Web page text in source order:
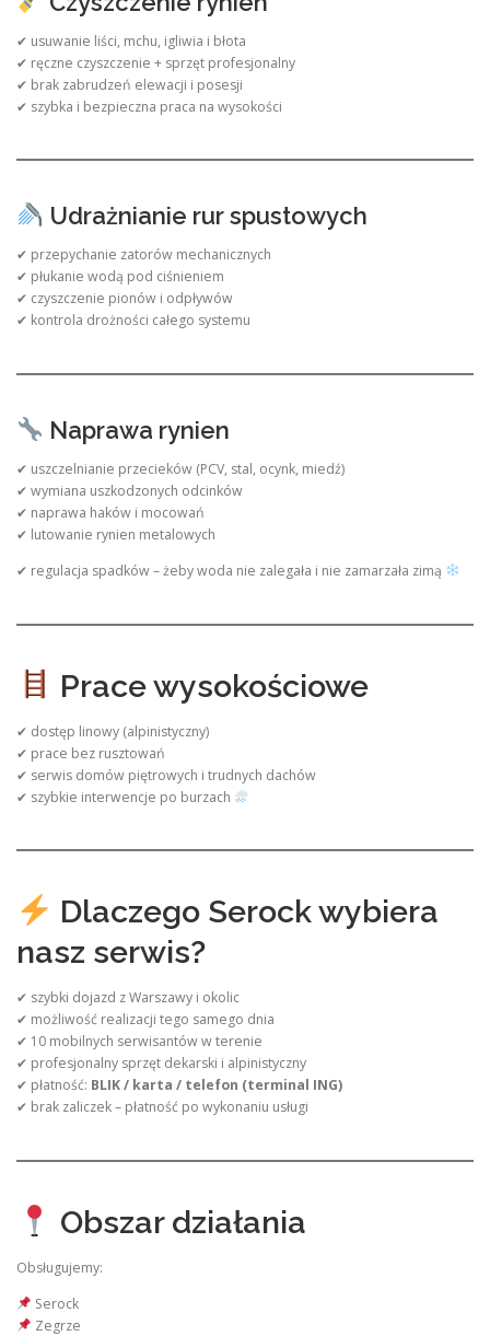
✔ usuwanie liści, mchu, igliwia i błota
✔ ręczne czyszczenie + sprzęt profesjonalny
✔ brak zabrudzeń elewacji i posesji
✔ szybka i bezpieczna praca na wysokości
Udrażnianie rur spustowych
✔ przepychanie zatorów mechanicznych
✔ płukanie wodą pod ciśnieniem
✔ czyszczenie pionów i odpływów
✔ kontrola drożności całego systemu
Naprawa rynien
✔ uszczelnianie przecieków (PCV, stal, ocynk, miedź)
✔ wymiana uszkodzonych odcinków
✔ naprawa haków i mocowań
✔ lutowanie rynien metalowych
✔ regulacja spadków – żeby woda nie zalegała i nie zamarzała zimą
Prace wysokościowe
✔ dostęp linowy (alpinistyczny)
✔ prace bez rusztowań
✔ serwis domów piętrowych i trudnych dachów
✔ szybkie interwencje po burzach
Dlaczego Serock wybiera
nasz serwis?
✔ szybki dojazd z Warszawy i okolic
✔ możliwość realizacji tego samego dnia
✔ 10 mobilnych serwisantów w terenie
✔ profesjonalny sprzęt dekarski i alpinistyczny
✔ płatność: BLIK / karta / telefon (terminal ING)
✔ brak zaliczek – płatność po wykonaniu usługi
Obszar działania
Obsługujemy:
Serock
Zegrze